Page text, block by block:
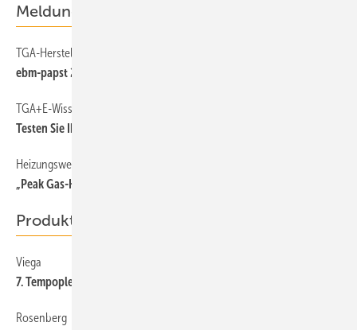
Meldungen
TGA-Hersteller
ebm-papst 2025/26: Kerngeschäft Air Technology legt 12 % zu
TGA+E-WissensCheck
Testen Sie Ihr Wissen!
Heizungswende
„Peak Gas-Heizungen“ hat jetzt ein konkretes Datum
Produkte
Viega
7. Tempoplex-Generation
Rosenberg